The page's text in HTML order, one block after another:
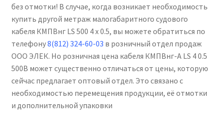
без отмотки! В случае, когда возникает необходимость
купить другой метраж малогабаритного судового
кабеля КМПВнг LS 500 4 х 0.5, вы можете обратиться по
телефону8(812) 324-60-03 в розничный отдел продаж
ООО ЭЛЕК. Но розничная цена кабеля КМПВнг-А LS 4 0.5
500В может существенно отличаться от цены, которую
сейчас предлагает оптовый отдел. Это связано с
необходимостью перемещения продукции, её отмотки
и дополнительной упаковки